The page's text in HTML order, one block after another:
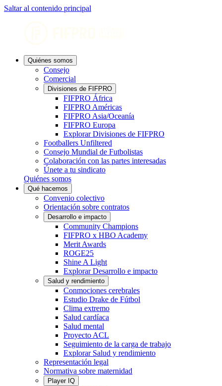
Saltar al contenido principal
Quiénes somos
Consejo
Comercial
Divisiones de FIFPRO
FIFPRO África
FIFPRO Américas
FIFPRO Asia/Oceanía
FIFPRO Europa
Explorar Divisiones de FIFPRO
Footballers Unfiltered
Consejo Mundial de Futbolistas
Colaboración con las partes interesadas
Únete a tu sindicato
Quiénes somos
Qué hacemos
Convenio colectivo
Orientación sobre contratos
Desarrollo e impacto
Community Champions
FIFPRO x HBO Academy
Merit Awards
ROGE25
Shine A Light
Explorar Desarrollo e impacto
Salud y rendimiento
Conmociones cerebrales
Estudio Drake de Fútbol
Clima extremo
Salud cardíaca
Salud mental
Proyecto ACL
Seguimiento de la carga de trabajo
Explorar Salud y rendimiento
Representación legal
Normativa sobre maternidad
Player IQ